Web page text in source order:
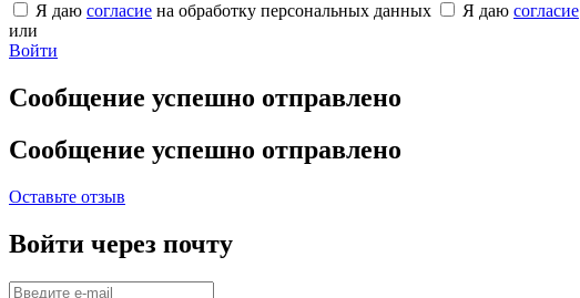
Я даю согласие на обработку персональных данных Я даю согласие
или
Войти
Сообщение успешно отправлено
Сообщение успешно отправлено
Оставьте отзыв
Войти через почту